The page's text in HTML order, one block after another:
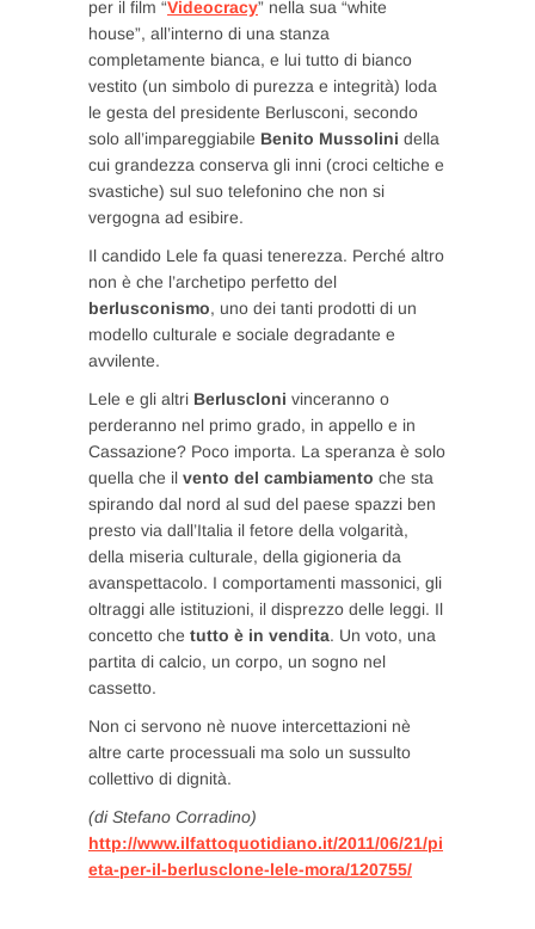
per il film “Videocracy” nella sua “white
house”, all’interno di una stanza
completamente bianca, e lui tutto di bianco
vestito (un simbolo di purezza e integrità) loda
le gesta del presidente Berlusconi, secondo
solo all’impareggiabile Benito Mussolini della
cui grandezza conserva gli inni (croci celtiche e
svastiche) sul suo telefonino che non si
vergogna ad esibire.
Il candido Lele fa quasi tenerezza. Perché altro
non è che l’archetipo perfetto del
berlusconismo, uno dei tanti prodotti di un
modello culturale e sociale degradante e
avvilente.
Lele e gli altri Berluscloni vinceranno o
perderanno nel primo grado, in appello e in
Cassazione? Poco importa. La speranza è solo
quella che il vento del cambiamento che sta
spirando dal nord al sud del paese spazzi ben
presto via dall’Italia il fetore della volgarità,
della miseria culturale, della gigioneria da
avanspettacolo. I comportamenti massonici, gli
oltraggi alle istituzioni, il disprezzo delle leggi. Il
concetto che tutto è in vendita. Un voto, una
partita di calcio, un corpo, un sogno nel
cassetto.
Non ci servono nè nuove intercettazioni nè
altre carte processuali ma solo un sussulto
collettivo di dignità.
(di Stefano Corradino)
http://www.ilfattoquotidiano.it/2011/06/21/pi
eta-per-il-berlusclone-lele-mora/120755/